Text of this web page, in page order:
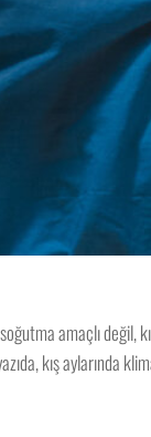
amaçlı değil,
kış aylarında